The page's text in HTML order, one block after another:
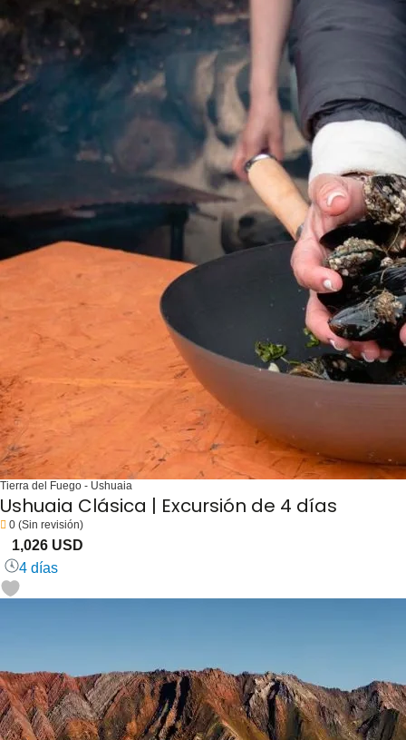
Tierra del Fuego - Ushuaia
Ushuaia Clásica | Excursión de 4 días
0 (Sin revisión)
1,026 USD
4 días